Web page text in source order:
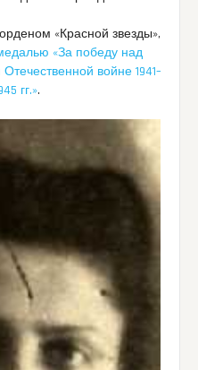
«Красной звезды»,
«За победу над
войне 1941–
гг.».